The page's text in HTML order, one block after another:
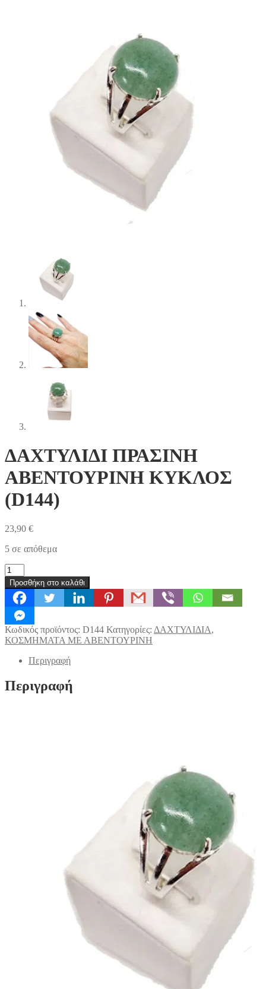
ΔΑΧΤΥΛΙΔΙ ΠΡΑΣΙΝΗ
ΑΒΕΝΤΟΥΡΙΝΗ ΚΥΚΛΟΣ
(D144)
23,90 €
5 σε απόθεμα
ΔΑΧΤΥΛΙΔΙ
ΠΡΑΣΙΝΗ
ΑΒΕΝΤΟΥΡΙΝΗ
ΚΥΚΛΟΣ
(D144)
ποσότητα
Προσθήκη στο καλάθι
Κωδικός προϊόντος: D144 Κατηγορίες: ΔΑΧΤΥΛΙΔΙΑ,
ΚΟΣΜΗΜΑΤΑ ΜΕ ΑΒΕΝΤΟΥΡΙΝΗ
Περιγραφή
Περιγραφή